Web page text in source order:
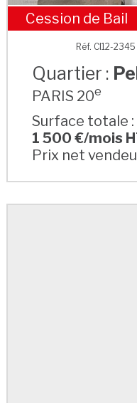
Cession de Bail
Réf. CI12-
Quartier :
PARIS 20e
Surface totale :
1 500 €/mois
Prix net